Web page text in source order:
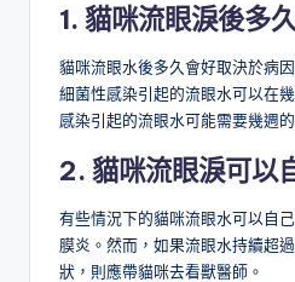
1. 貓咪流眼淚後多
貓咪流眼水後多久會好取決於病
細菌性感染引起的流眼水可以在
感染引起的流眼水可能需要幾週
2. 貓咪流眼淚可以
有些情況下的貓咪流眼水可以自
膜炎。然而，如果流眼水持續超
狀，則應帶貓咪去看獸醫師。